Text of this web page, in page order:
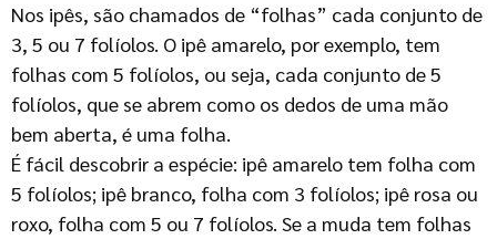
Nos ipês, são chamados de “folhas” cada conjunto de
3, 5 ou 7 folíolos. O ipê amarelo, por exemplo, tem
folhas com 5 folíolos, ou seja, cada conjunto de 5
folíolos, que se abrem como os dedos de uma mão
bem aberta, é uma folha.
É fácil descobrir a espécie: ipê amarelo tem folha com
5 folíolos; ipê branco, folha com 3 folíolos; ipê rosa ou
roxo, folha com 5 ou 7 folíolos. Se a muda tem folhas